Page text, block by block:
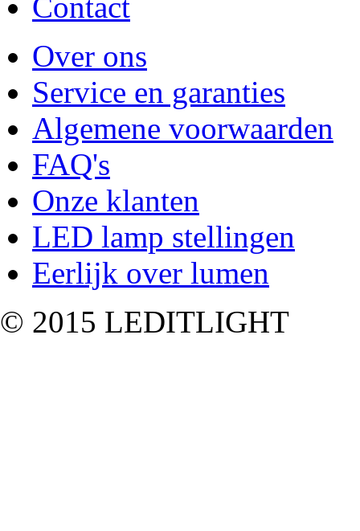
Over ons
Service en garanties
Algemene voorwaarden
FAQ's
Onze klanten
LED lamp stellingen
Eerlijk over lumen
© 2015 LEDITLIGHT